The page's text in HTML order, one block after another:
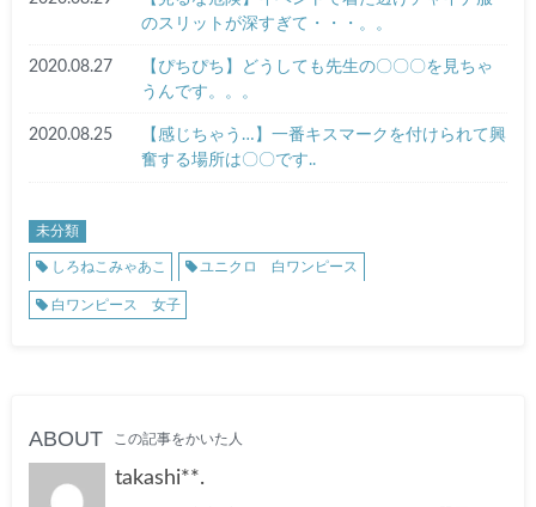
のスリットが深すぎて・・・。。
2020.08.27
【ぴちぴち】どうしても先生の〇〇〇を見ちゃ
うんです。。。
2020.08.25
【感じちゃう…】一番キスマークを付けられて興
奮する場所は〇〇です..
未分類
しろねこみゃあこ ユニクロ 白ワンピース
白ワンピース 女子
ABOUT この記事をかいた人
takashi**.